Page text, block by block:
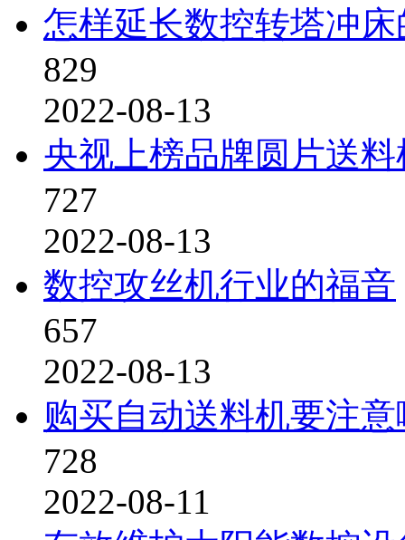
怎样延长数控转塔冲
829
2022-08-13
央视上榜品牌圆片送
727
2022-08-13
数控攻丝机行业的福音
657
2022-08-13
购买自动送料机要注
728
2022-08-11